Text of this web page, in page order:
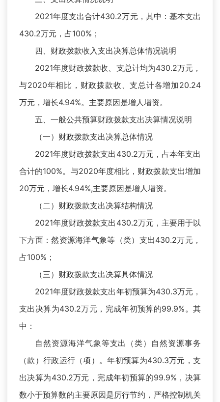
2021年度支出合计430.2万元，其中：基本支出
430.2万元，占100%；
四、财政拨款收入支出决算总体情况说明
2021年度财政拨款收、支总计均为430.2万元，
与2020年相比，财政拨款收、支总计各增加20.24
万元，增长4.94%。主要原因是增人增资。
五、一般公共预算财政拨款支出决算情况说明
（一）财政拨款支出决算总体情况
2021年度财政拨款支出430.2万元，占本年支出
合计的100%。与2020年度相比，财政拨款支出增加
20万元，增长4.94%,主要原因是增人增资。
（二）财政拨款支出决算结构情况
2021年度财政拨款支出430.2万元，主要用于以
下方面：然资源海洋气象等（类）支出430.2万元，
占100%；
（三）财政拨款支出决算具体情况
2021年度财政拨款支出年初预算为430.3万元，
支出决算为430.2万元，完成年初预算的99.9%。其
中：
自然资源海洋气象等支出（类）自然资源事务
（款）行政运行（项）。年初预算为430.3万元，支
出决算为430.2万元，完成年初预算的99.9%，决算
数小于预算数的主要原因是厉行节约，严格控制机关